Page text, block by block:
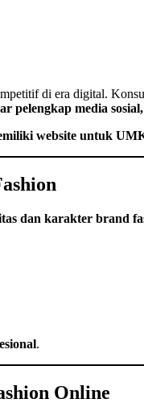
di era digital.
pelengkap media
website untuk
dan karakter brand
.
Online